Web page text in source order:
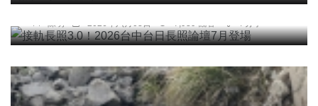
接軌長照3.0！2026台中台日長照論壇7月登場
陳明 2026年六月03日 7,939 觀看 4 分享